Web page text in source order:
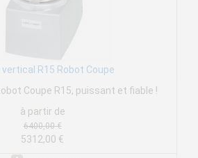
R15 Robot Coupe
Coupe R15, puissant et fiable !
à partir de
6400,00 €
5312,00 €